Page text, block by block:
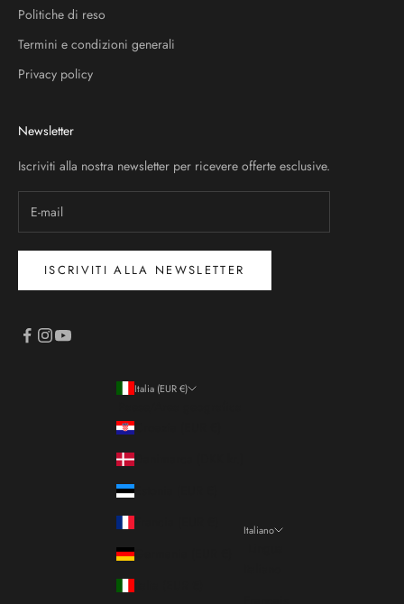
Politiche di reso
Termini e condizioni generali
Privacy policy
Newsletter
Iscriviti alla nostra newsletter per ricevere offerte esclusive.
ISCRIVITI ALLA NEWSLETTER
Italia (EUR €)
Croazia (EUR €)
Danimarca (DKK kr.)
Estonia (EUR €)
Francia (EUR €)
Germania (EUR €)
Italia (EUR €)
Italiano